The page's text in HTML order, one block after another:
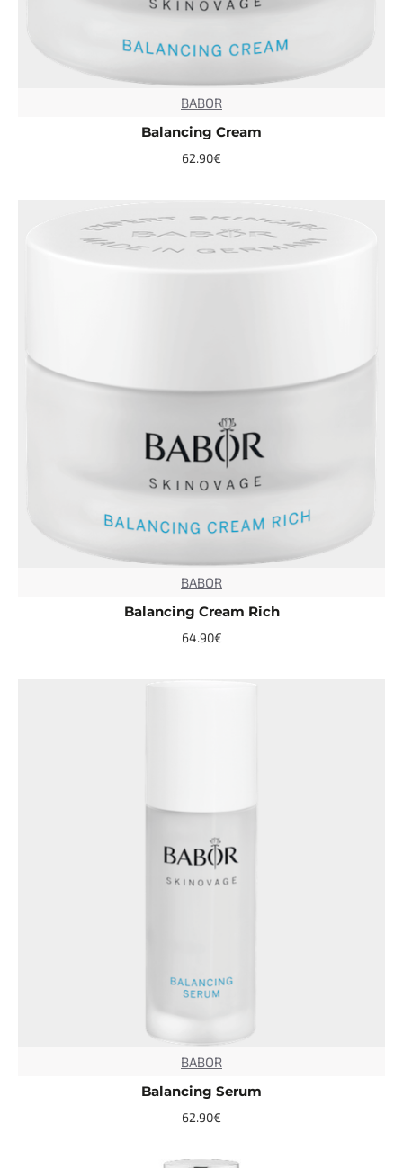
BABOR
Balancing Cream
62.90€
BABOR
Balancing Cream Rich
64.90€
BABOR
Balancing Serum
62.90€